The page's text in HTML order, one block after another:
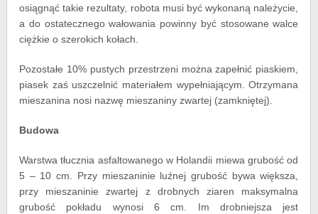
osiągnąć takie rezultaty, robota musi być wykonaną należycie,
a do ostatecznego wałowania powinny być stosowane walce
ciężkie o szerokich kołach.
Pozostałe 10% pustych przestrzeni można zapełnić piaskiem,
piasek zaś uszczelnić materiałem wypełniającym. Otrzymana
mieszanina nosi nazwę mieszaniny zwartej (zamkniętej).
Budowa
Warstwa tłucznia asfaltowanego w Holandii miewa grubość od
5 – 10 cm. Przy mieszaninie luźnej grubość bywa większa,
przy mieszaninie zwartej z drobnych ziaren maksymalna
grubość pokładu wynosi 6 cm. Im drobniejsza jest